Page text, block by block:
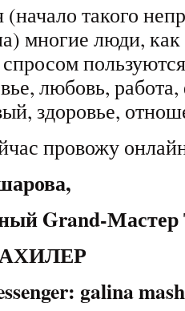
такого
многие люди,
любовь,
здоровье,
провожу
Grand-
galina